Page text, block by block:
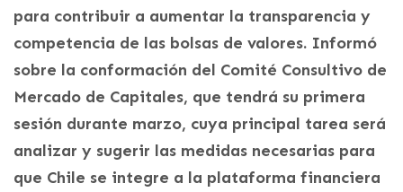
para contribuir a aumentar la transparencia y
competencia de las bolsas de valores. Informó
sobre la conformación del Comité Consultivo de
Mercado de Capitales, que tendrá su primera
sesión durante marzo, cuya principal tarea será
analizar y sugerir las medidas necesarias para
que Chile se integre a la plataforma financiera